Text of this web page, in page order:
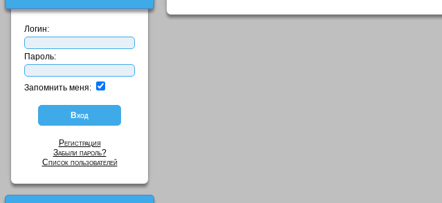
Логин:
Пароль:
Запомнить меня:
Регистрация
Забыли пароль?
Список пользователей